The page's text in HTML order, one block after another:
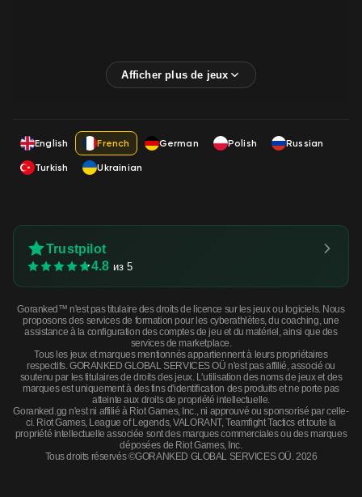
English French German Polish
Russian
Turkish
Ukrainian
Trustpilot
4.8 из 5
Goranked™ n'est pas titulaire des droits de licence sur les jeux ou logiciels. Nous
proposons des services de formation pour les cyberathlètes, du coaching, une
assistance à la configuration des comptes de jeu et du matériel, ainsi que des
services de marketplace.
Tous les jeux et marques mentionnés appartiennent à leurs propriétaires
respectifs. GORANKED GLOBAL SERVICES OÜ n'est pas affilié, associé ou
soutenu par les titulaires de droits des jeux. L'utilisation des noms de jeux et des
marques est uniquement à des fins d'identification des produits et ne porte pas
atteinte aux droits de propriété intellectuelle.
Goranked.gg n'est ni affilié à Riot Games, Inc., ni approuvé ou sponsorisé par celle-
ci. Riot Games, League of Legends, VALORANT, Teamfight Tactics et toute la
propriété intellectuelle associée sont des marques commerciales ou des marques
déposées de Riot Games, Inc.
Tous droits réservés ©GORANKED GLOBAL SERVICES OÜ. 2026